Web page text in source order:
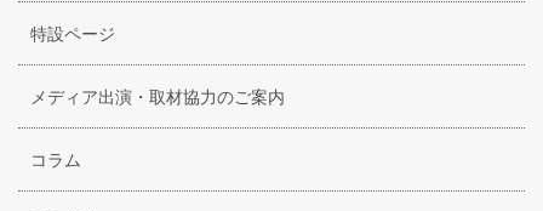
コーデが決まらない時には役立つのです。
特設ページ
メディア出演・取材協力のご案内
コラム